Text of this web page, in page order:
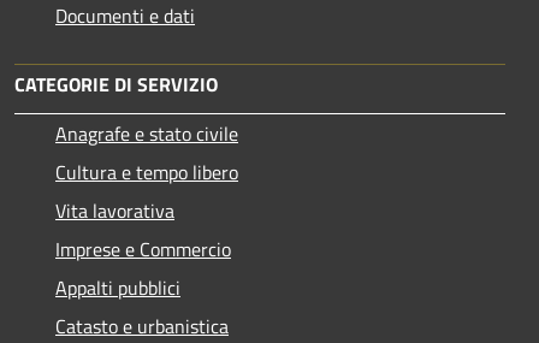
Documenti e dati
CATEGORIE DI SERVIZIO
Anagrafe e stato civile
Cultura e tempo libero
Vita lavorativa
Imprese e Commercio
Appalti pubblici
Catasto e urbanistica